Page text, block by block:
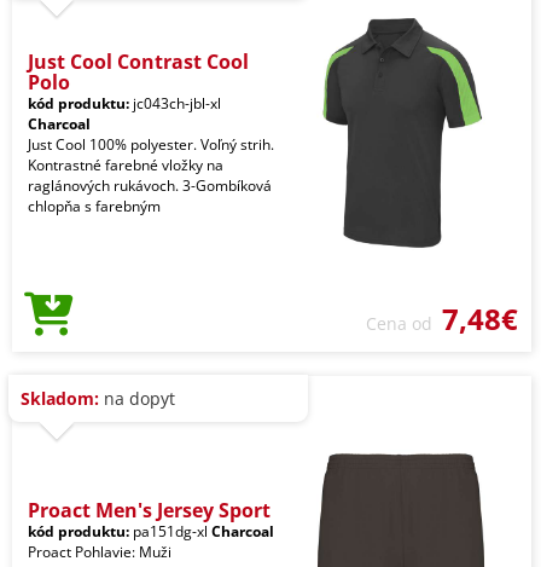
Just Cool Contrast Cool
Polo
kód produktu: jc043ch-jbl-xl
Charcoal
Just Cool 100% polyester. Voľný strih.
Kontrastné farebné vložky na
raglánových rukávoch. 3-Gombíková
chlopňa s farebným
Cena od 7,48€
Skladom: na dopyt
Proact Men's Jersey Sport
kód produktu: pa151dg-xl Charcoal
Proact Pohlavie: Muži